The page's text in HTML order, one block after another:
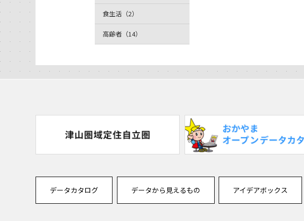
食生活（2）
高齢者（14）
データカタログ データから見えるもの アイデアボックス